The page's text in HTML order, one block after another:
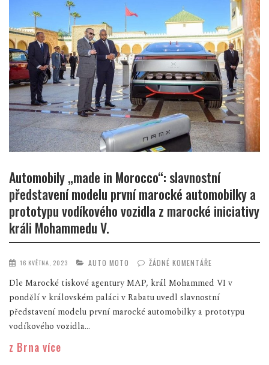
Automobily „made in Morocco“: slavnostní
představení modelu první marocké automobilky a
prototypu vodíkového vozidla z marocké iniciativy
králi Mohammedu V.
16 KVĚTNA, 2023 AUTO MOTO ŽÁDNÉ KOMENTÁŘE
Dle Marocké tiskové agentury MAP, král Mohammed VI v
pondělí v královském paláci v Rabatu uvedl slavnostní
představení modelu první marocké automobilky a prototypu
vodíkového vozidla...
z Brna více